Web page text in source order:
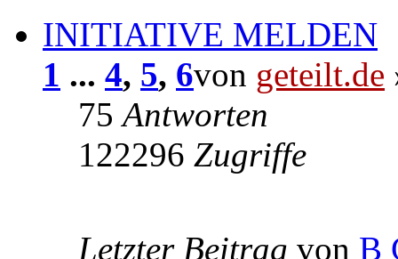
INITIATIVE MELDEN
1 ... 4, 5, 6von geteilt.de
75Antworten
122296 Zugriffe
Letzter Beitrag von B